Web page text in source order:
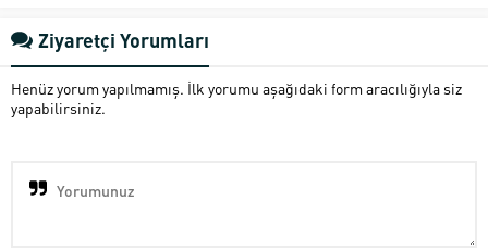
Ziyaretçi Yorumları
Henüz yorum yapılmamış. İlk yorumu aşağıdaki form aracılığıyla siz
yapabilirsiniz.